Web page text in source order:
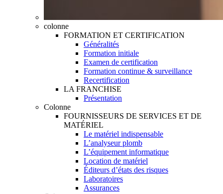
colonne
FORMATION ET CERTIFICATION
Généralités
Formation initiale
Examen de certification
Formation continue & surveillance
Recertification
LA FRANCHISE
Présentation
Colonne
FOURNISSEURS DE SERVICES ET DE
MATÉRIEL
Le matériel indispensable
L’analyseur plomb
L’équipement informatique
Location de matériel
Éditeurs d’états des risques
Laboratoires
Assurances